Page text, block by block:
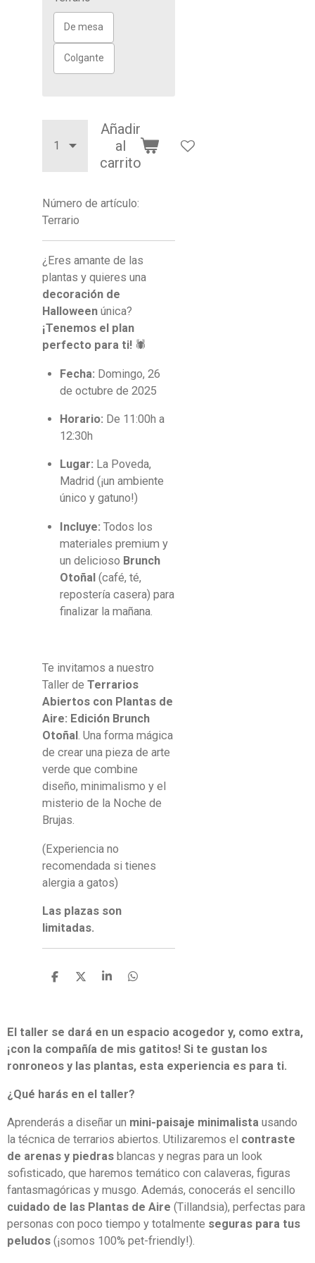
De mesa
Colgante
Añadir
al
carrito
Número de artículo:
Terrario
¿Eres amante de las
plantas y quieres una
decoración de
Halloween única?
¡Tenemos el plan
perfecto para ti! 🕷️
Fecha: Domingo, 26
de octubre de 2025
Horario: De 11:00h a
12:30h
Lugar: La Poveda,
Madrid (¡un ambiente
único y gatuno!)
Incluye: Todos los
materiales premium y
un delicioso Brunch
Otoñal(café, té,
repostería casera) para
finalizar la mañana.
Te invitamos a nuestro
Taller de Terrarios
Abiertos con Plantas de
Aire: Edición Brunch
Otoñal . Una forma mágica
de crear una pieza de arte
verde que combine
diseño, minimalismo y el
misterio de la Noche de
Brujas.
(Experiencia no
recomendada si tienes
alergia a gatos)
Las plazas son
limitadas.
C
a
t
i
C
a
t
i
C
a
t
i
C
a
t
i
El taller se dará en un espacio acogedor y, como extra,
¡con la compañía de mis gatitos! Si te gustan los
ronroneos y las plantas, esta experiencia es para ti.
¿Qué harás en el taller?
Aprenderás a diseñar un mini-paisaje minimalista usando
la técnica de terrarios abiertos. Utilizaremos el contraste
de arenas y piedras blancas y negras para un look
sofisticado, que haremos temático con calaveras, figuras
fantasmagóricas y musgo. Además, conocerás el sencillo
cuidado de las Plantas de Aire (Tillandsia), perfectas para
personas con poco tiempo y totalmente seguras para tus
peludos (¡somos 100% pet-friendly!).